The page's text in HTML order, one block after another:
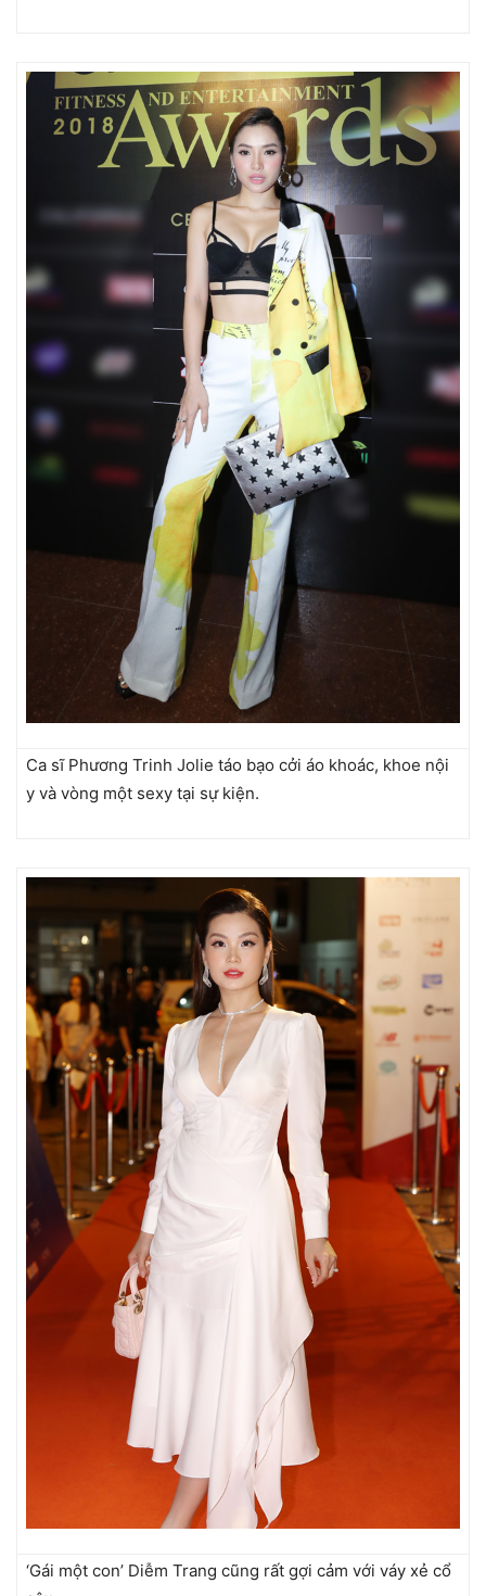
Ca sĩ Phương Trinh Jolie táo bạo cởi áo khoác, khoe nội
y và vòng một sexy tại sự kiện.
‘Gái một con’ Diễm Trang cũng rất gợi cảm với váy xẻ cổ